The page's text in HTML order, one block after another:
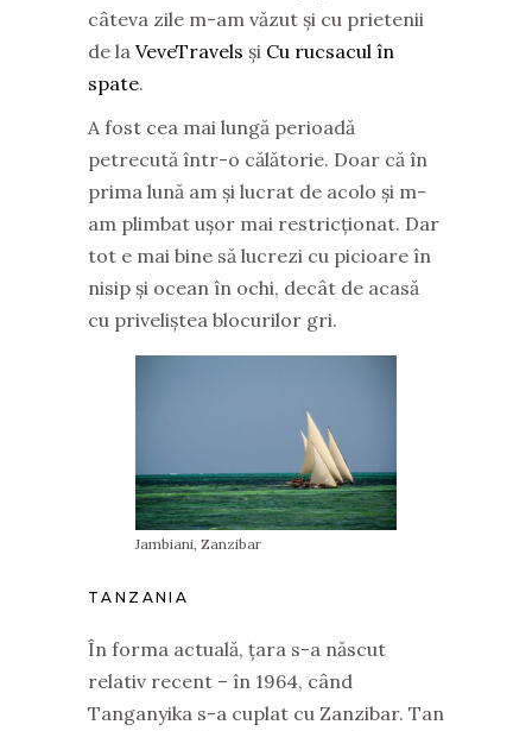
câteva zile m-am văzut și cu prietenii
de la VeveTravels și Cu rucsacul în
spate.
A fost cea mai lungă perioadă
petrecută într-o călătorie. Doar că în
prima lună am și lucrat de acolo și m-
am plimbat ușor mai restricționat. Dar
tot e mai bine să lucrezi cu picioare în
nisip și ocean în ochi, decât de acasă
cu priveliștea blocurilor gri.
Jambiani, Zanzibar
TANZANIA
În forma actuală, țara s-a născut
relativ recent – în 1964, când
Tanganyika s-a cuplat cu Zanzibar. Tan